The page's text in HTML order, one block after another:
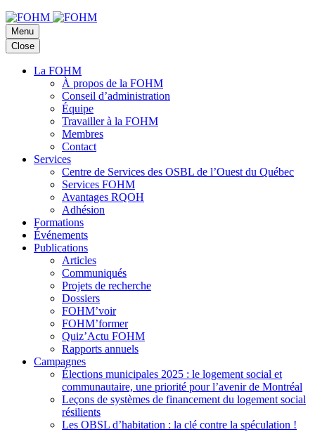
Menu
Close
La FOHM
À propos de la FOHM
Conseil d’administration
Équipe
Travailler à la FOHM
Membres
Contact
Services
Centre de Services des OSBL de l’Ouest du Québec
Services FOHM
Avantages RQOH
Adhésion
Formations
Événements
Publications
Articles
Communiqués
Projets de recherche
Dossiers
FOHM’voir
FOHM’former
Quiz’Actu FOHM
Rapports annuels
Campagnes
Élections municipales 2025 : le logement social et
communautaire, une priorité pour l’avenir de Montréal
Leçons de systèmes de financement du logement social
résilients
Les OBSL d’habitation : la clé contre la spéculation !